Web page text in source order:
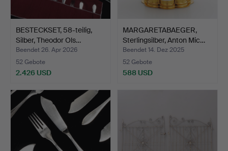
BESTECKSET, 58-teilig,
Silber, Theodor Ols…
Beendet 26. Apr 2026
52 Gebote
2.426 USD
MARGARETABAEGER,
Sterlingsilber, Anton Mic…
Beendet 14. Dez 2025
52 Gebote
588 USD